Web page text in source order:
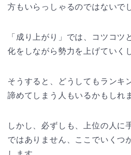
方もいらっしゃるのではないで
「成り上がり」では、コツコツ
化をしながら勢力を上げていく
そうすると、どうしてもランキ
諦めてしまう人もいるかもしれ
しかし、必ずしも、上位の人に
ではありません、ここでいくつ